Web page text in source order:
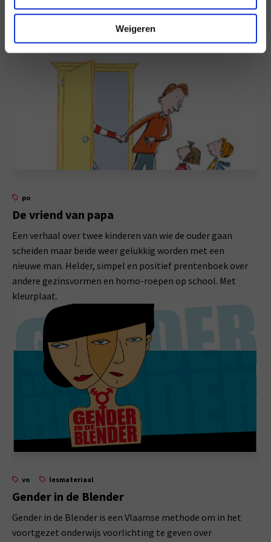
Weigeren
die nieuwe leraar een homo blijkt te zijn?
po
De vriend van papa
Een verhaal over twee kinderen van wie de ouder gaan
scheiden maar beide weer gelukkig worden met een
nieuwe man. Helder, simpel en positief prentenboek over
andere gezinsvormen en homo-roepen op school. Met
kleurplaat.
vo lesmateriaal
Gender in de Blender
Gender in de Blender is een Vlaamse methode om in het
voortgezet onderwijs voorlichting te geven over